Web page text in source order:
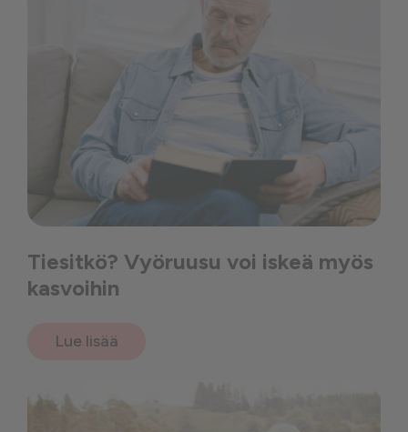
Tiesitkö? Vyöruusu voi iskeä myös
kasvoihin
Lue lisää